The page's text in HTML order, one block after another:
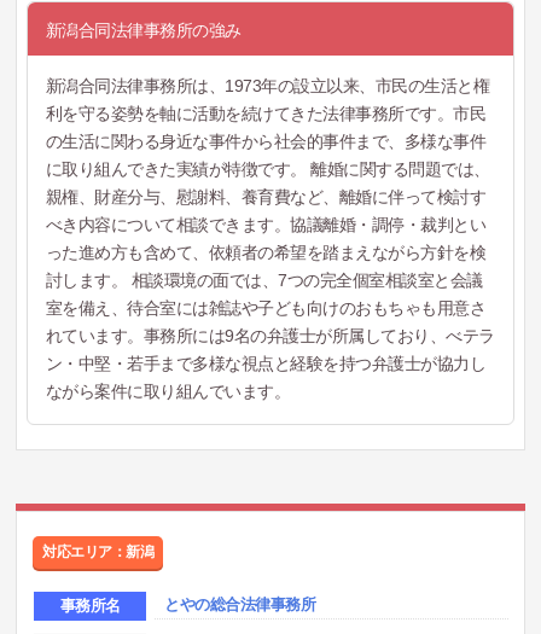
新潟合同法律事務所の強み
新潟合同法律事務所は、1973年の設立以来、市民の生活と権
利を守る姿勢を軸に活動を続けてきた法律事務所です。市民
の生活に関わる身近な事件から社会的事件まで、多様な事件
に取り組んできた実績が特徴です。 離婚に関する問題では、
親権、財産分与、慰謝料、養育費など、離婚に伴って検討す
べき内容について相談できます。協議離婚・調停・裁判とい
った進め方も含めて、依頼者の希望を踏まえながら方針を検
討します。 相談環境の面では、7つの完全個室相談室と会議
室を備え、待合室には雑誌や子ども向けのおもちゃも用意さ
れています。事務所には9名の弁護士が所属しており、べテラ
ン・中堅・若手まで多様な視点と経験を持つ弁護士が協力し
ながら案件に取り組んでいます。
対応エリア：新潟
事務所名 とやの総合法律事務所